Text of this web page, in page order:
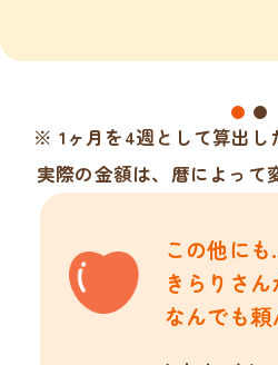
※ 1ヶ月を4週として算出し
実際の金額は、暦によって
この他に
きらりさ
なんでも頼